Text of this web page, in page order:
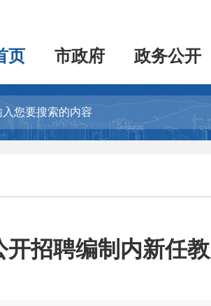
页 市政府 政务公开
开招聘编制内新任